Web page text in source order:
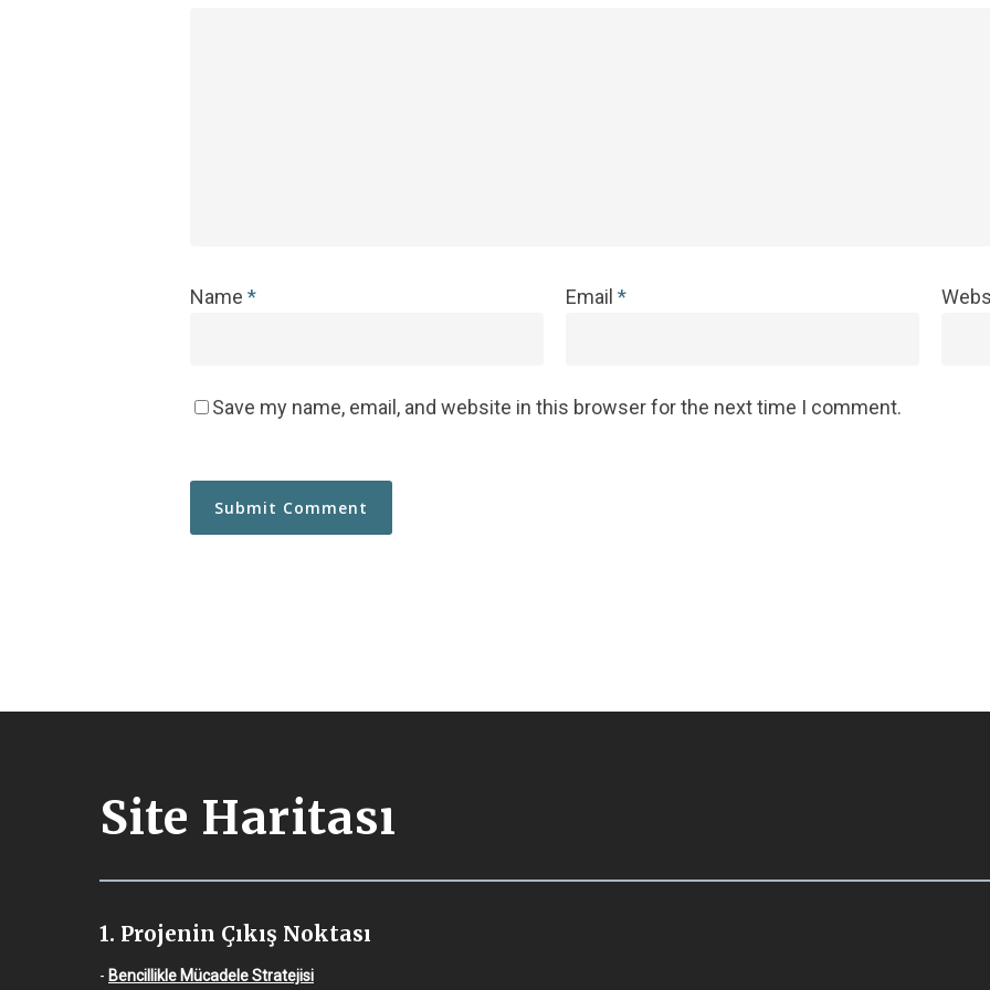
Name * Email *
Save my name, email, and website in this browser for the next time I comment.
Site Haritası
1. Projenin Çıkış Noktası
- Bencillikle Mücadele Stratejisi